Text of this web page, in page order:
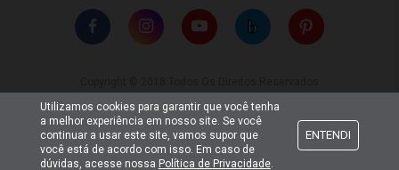
Utilizamos cookies para garantir que você tenha
a melhor experiência em nosso site. Se você
continuar a usar este site, vamos supor que
você está de acordo com isso. Em caso de
dúvidas, acesse nossa Política de Privacidade.
ENTENDI